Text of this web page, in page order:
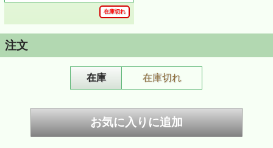
ZIPPO/龍虎 4面連続デザイン ニッケル エッチング
かれている勇猛果敢な様子を4面連続エッチングで表現しま
躍動感あふれるデザインで迫力満点です。
お守り代わりに持つもよし、還暦祝いなどのギフト・プレ
在庫切れ
注文
在庫 在庫切れ